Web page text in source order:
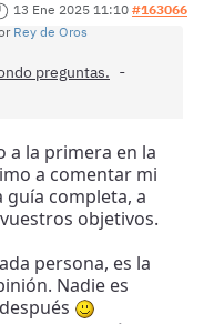
13 Ene 2025 11:10 #163066
Rey de Oros
preguntas.
a la primera en la
a comentar mi
guía completa, a
objetivos.
persona, es la
Nadie es